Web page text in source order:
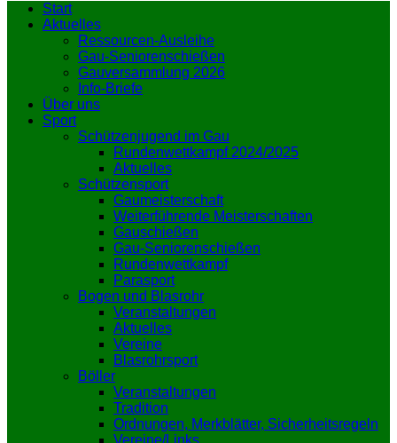
Start
Aktuelles
Ressourcen-Ausleihe
Gau-Seniorenschießen
Gauversammlung 2026
Info-Briefe
Über uns
Sport
Schützenjugend im Gau
Rundenwettkampf 2024/2025
Aktuelles
Schützensport
Gaumeisterschaft
Weiterführende Meisterschaften
Gauschießen
Gau-Seniorenschießen
Rundenwettkampf
Parasport
Bogen und Blasrohr
Veranstaltungen
Aktuelles
Vereine
Blasrohrsport
Böller
Veranstaltungen
Tradition
Ordnungen, Merkblätter, Sicherheitsregeln
Vereine/Links